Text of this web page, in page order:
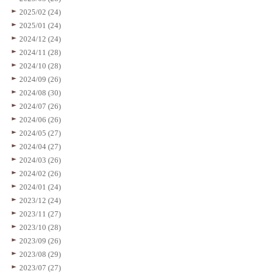
2025/02 (24)
2025/01 (24)
2024/12 (24)
2024/11 (28)
2024/10 (28)
2024/09 (26)
2024/08 (30)
2024/07 (26)
2024/06 (26)
2024/05 (27)
2024/04 (27)
2024/03 (26)
2024/02 (26)
2024/01 (24)
2023/12 (24)
2023/11 (27)
2023/10 (28)
2023/09 (26)
2023/08 (29)
2023/07 (27)